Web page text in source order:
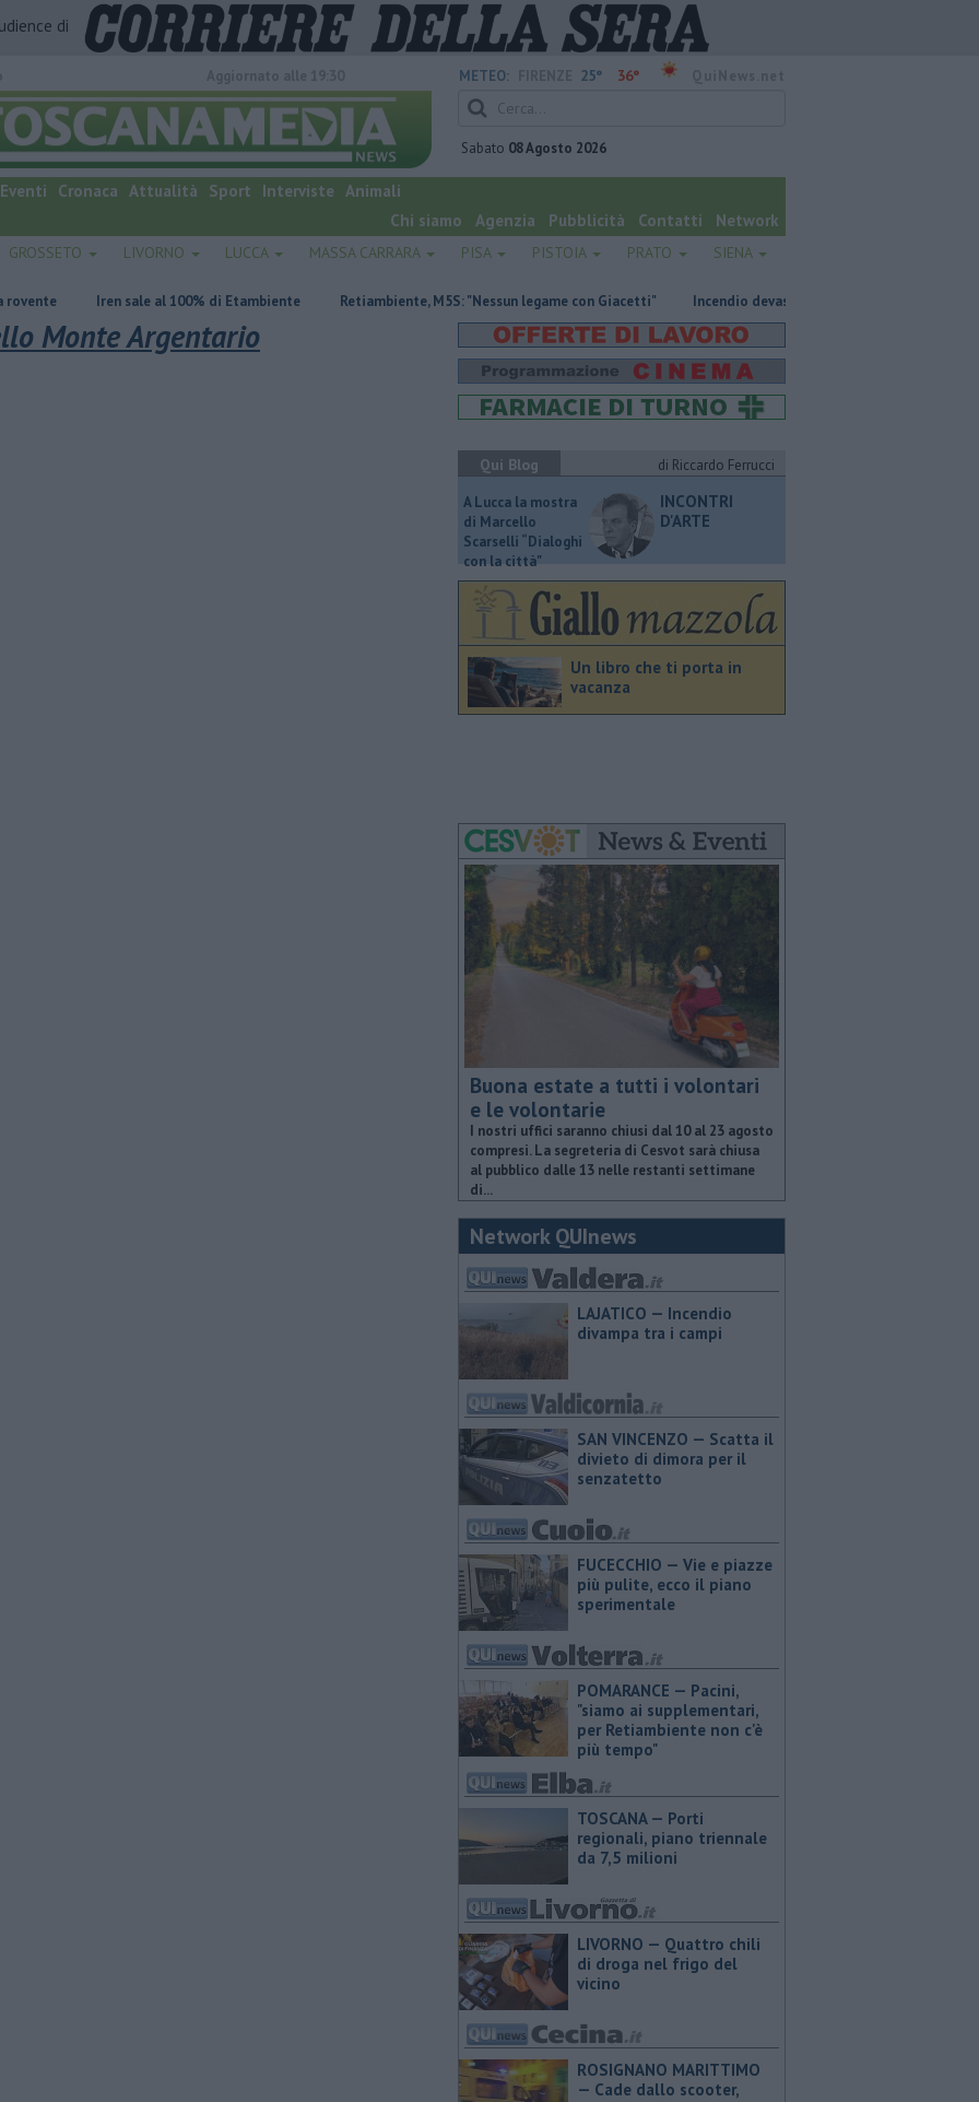
di
METEO: 25° 36°
Sabato 08 Agosto 2026
Eventi Cronaca Attualità Sport Interviste Animali
Chi siamo
Agenzia Pubblicità Contatti Network
GROSSETO LIVORNO LUCCA MASSA CARRARA PISA PISTOIA PRATO SIENA
Iren sale al 100% di Etambiente Retiambiente, M5S: "Nessun legame con Giacetti" Incendio devasta un capannone, parte del tetto collassa
Monte Argentario
Qui Blog
di Riccardo Ferrucci
A Lucca la mostra
di Marcello
Scarselli “Dialoghi
con la città"
INCONTRI
D'ARTE
Un libro che ti porta in
vacanza
Buona estate a tutti i volontari
e le volontarie
I nostri uffici saranno chiusi dal 10 al 23 agosto
compresi. La segreteria di Cesvot sarà chiusa
al pubblico dalle 13 nelle restanti settimane
di...
Network QUInews
LAJATICO — Incendio
divampa tra i campi
SAN VINCENZO — Scatta il
divieto di dimora per il
senzatetto
FUCECCHIO — Vie e piazze
più pulite, ecco il piano
sperimentale
POMARANCE — Pacini,
"siamo ai supplementari,
per Retiambiente non c'è
più tempo"
TOSCANA — Porti
regionali, piano triennale
da 7,5 milioni
LIVORNO — Quattro chili
di droga nel frigo del
vicino
ROSIGNANO MARITTIMO
— Cade dallo scooter,